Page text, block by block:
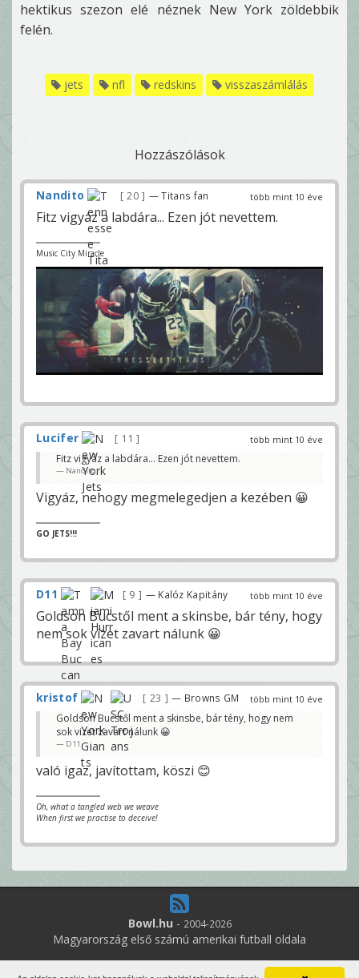
hektikus szezon elé néznek New York zöldebbik
felén.
jets nfl redskins visszaszámlálás
Hozzászólások
több mint 10 éve
Nandito 20 — Titans fan
Fitz vigyáz a labdára... Ezen jót nevettem.
Music City Miracle
több mint 10 éve
Lucifer
11
Fitz vigyáz a labdára... Ezen jót nevettem.
Nandito
Vigyáz, nehogy megmelegedjen a kezében 😀
GO JETS!!!
több mint 10 éve
D11 9 — Kalóz Kapitány
Goldson Bucstől ment a skinsbe, bár tény, hogy
nem sok vizet zavart nálunk 😀
több mint 10 éve
kristof 23 — Browns GM
Goldson Bucstől ment a skinsbe, bár tény, hogy nem
sok vizet zavart nálunk 😀
D11
való igaz, javítottam, köszi 😊
Oh, what a tangled web we weave
When first we practise to deceive!
Bowl.hu - 2004-2026
Magyarország első számú amerikai futball oldala
13 online felhasználó